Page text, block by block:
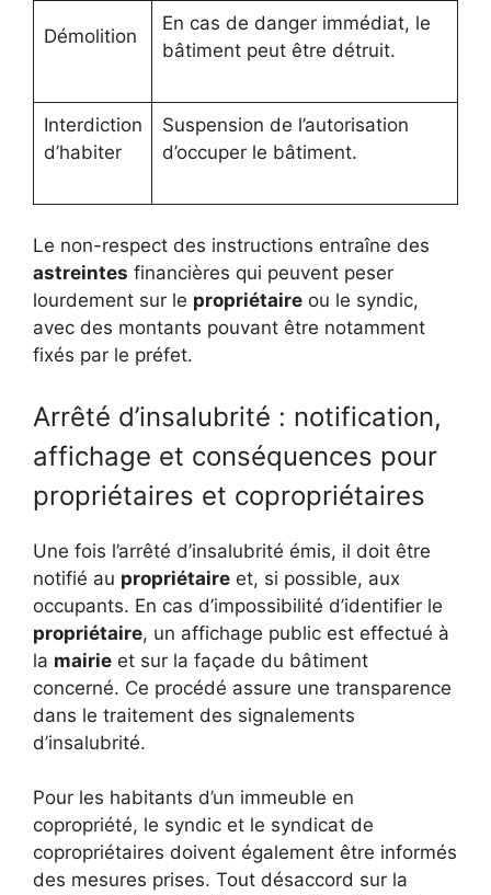
Démolition
En cas de danger immédiat, le
bâtiment peut être détruit.
Interdiction
d’habiter
Suspension de l’autorisation
d’occuper le bâtiment.
Le non-respect des instructions entraîne des
astreintes financières qui peuvent peser
lourdement sur le propriétaire ou le syndic,
avec des montants pouvant être notamment
fixés par le préfet.
Arrêté d’insalubrité : notification,
affichage et conséquences pour
propriétaires et copropriétaires
Une fois l’arrêté d’insalubrité émis, il doit être
notifié au propriétaire et, si possible, aux
occupants. En cas d’impossibilité d’identifier le
propriétaire, un affichage public est effectué à
la mairie et sur la façade du bâtiment
concerné. Ce procédé assure une transparence
dans le traitement des signalements
d’insalubrité.
Pour les habitants d’un immeuble en
copropriété, le syndic et le syndicat de
copropriétaires doivent également être informés
des mesures prises. Tout désaccord sur la